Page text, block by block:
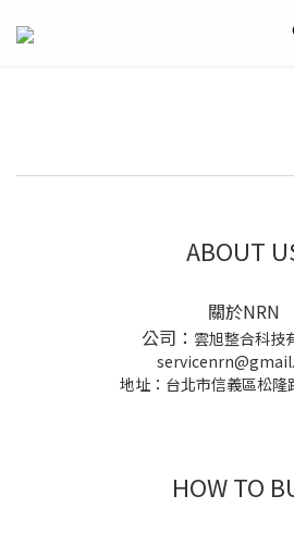
ABOUT
關於NRN
公司： 雲旭整合科技
地址：台北市信義區松隆
HOW TO